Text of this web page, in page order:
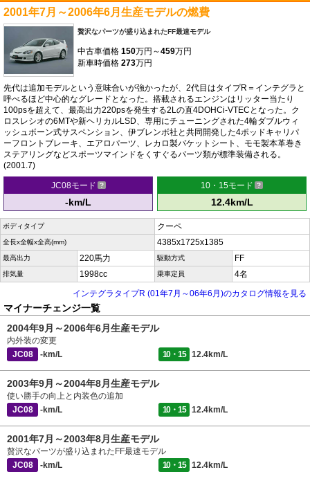
2001年7月～2006年6月生産モデルの燃費
贅沢なパーツが盛り込まれたFF最速モデル
中古車価格 150万円～459万円
新車時価格 273万円
先代は追加モデルという意味合いが強かったが、2代目はタイプR＝インテグラと
呼べるほど中心的なグレードとなった。搭載されるエンジンはリッター当たり
100psを超えて、最高出力220psを発生する2Lの直4DOHCi-VTECとなった。ク
ロスレシオの6MTや新ヘリカルLSD、専用にチューニングされた4輪ダブルウィ
ッシュボーン式サスペンション、伊ブレンボ社と共同開発した4ポッドキャリパ
ーフロントブレーキ、エアロパーツ、レカロ製バケットシート、モモ製本革巻き
ステアリングなどスポーツマインドをくすぐるパーツ類が標準装備される。
(2001.7)
JC08モード
-km/L
10・15モード
12.4km/L
ボディタイプ クーペ
全長x全幅x全高(mm) 4385x1725x1385
最高出力 220馬力 駆動方式 FF
排気量 1998cc 乗車定員
4名
インテグラタイプR (01年7月～06年6月)のカタログ情報を見る
マイナーチェンジ一覧
2004年9月～2006年6月生産モデル
内外装の変更
JC08
-km/L 10・15 12.4km/L
2003年9月～2004年8月生産モデル
使い勝手の向上と内装色の追加
JC08
-km/L 10・15 12.4km/L
2001年7月～2003年8月生産モデル
贅沢なパーツが盛り込まれたFF最速モデル
JC08
-km/L 10・15 12.4km/L